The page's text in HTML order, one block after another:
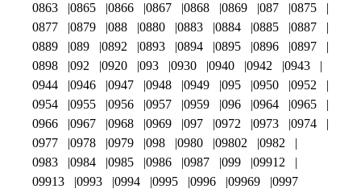
0863
0865 0866 0867 0868 0869 087
0875
0877
0879 088 0880 0883 0884 0885
0887
0889
089 0892 0893 0894 0895 0896
0897
0898
092 0920 093 0930 0940 0942
0943
0944
0946 0947 0948 0949 095 0950
0952
0954
0955 0956 0957 0959 096 0964
0965
0966
0967 0968 0969 097 0972 0973
0974
0977
0978 0979 098 0980 09802
0982
0983
0984 0985 0986 0987 099
09912
09913
0993 0994 0995 0996 09969 0997